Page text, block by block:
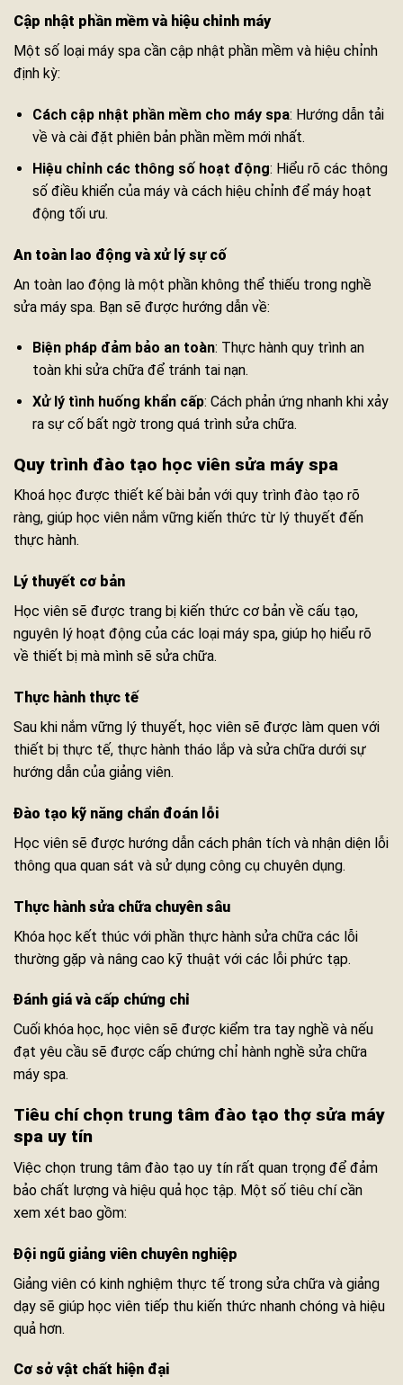
Cập nhật phần mềm và hiệu chỉnh máy
Một số loại máy spa cần cập nhật phần mềm và hiệu chỉnh
định kỳ:
Cách cập nhật phần mềm cho máy spa: Hướng dẫn tải
về và cài đặt phiên bản phần mềm mới nhất.
Hiệu chỉnh các thông số hoạt động: Hiểu rõ các thông
số điều khiển của máy và cách hiệu chỉnh để máy hoạt
động tối ưu.
An toàn lao động và xử lý sự cố
An toàn lao động là một phần không thể thiếu trong nghề
sửa máy spa. Bạn sẽ được hướng dẫn về:
Biện pháp đảm bảo an toàn: Thực hành quy trình an
toàn khi sửa chữa để tránh tai nạn.
Xử lý tình huống khẩn cấp: Cách phản ứng nhanh khi xảy
ra sự cố bất ngờ trong quá trình sửa chữa.
Quy trình đào tạo học viên sửa máy spa
Khoá học được thiết kế bài bản với quy trình đào tạo rõ
ràng, giúp học viên nắm vững kiến thức từ lý thuyết đến
thực hành.
Lý thuyết cơ bản
Học viên sẽ được trang bị kiến thức cơ bản về cấu tạo,
nguyên lý hoạt động của các loại máy spa, giúp họ hiểu rõ
về thiết bị mà mình sẽ sửa chữa.
Thực hành thực tế
Sau khi nắm vững lý thuyết, học viên sẽ được làm quen với
thiết bị thực tế, thực hành tháo lắp và sửa chữa dưới sự
hướng dẫn của giảng viên.
Đào tạo kỹ năng chẩn đoán lỗi
Học viên sẽ được hướng dẫn cách phân tích và nhận diện lỗi
thông qua quan sát và sử dụng công cụ chuyên dụng.
Thực hành sửa chữa chuyên sâu
Khóa học kết thúc với phần thực hành sửa chữa các lỗi
thường gặp và nâng cao kỹ thuật với các lỗi phức tạp.
Đánh giá và cấp chứng chỉ
Cuối khóa học, học viên sẽ được kiểm tra tay nghề và nếu
đạt yêu cầu sẽ được cấp chứng chỉ hành nghề sửa chữa
máy spa.
Tiêu chí chọn trung tâm đào tạo thợ sửa máy
spa uy tín
Việc chọn trung tâm đào tạo uy tín rất quan trọng để đảm
bảo chất lượng và hiệu quả học tập. Một số tiêu chí cần
xem xét bao gồm:
Đội ngũ giảng viên chuyên nghiệp
Giảng viên có kinh nghiệm thực tế trong sửa chữa và giảng
dạy sẽ giúp học viên tiếp thu kiến thức nhanh chóng và hiệu
quả hơn.
Cơ sở vật chất hiện đại